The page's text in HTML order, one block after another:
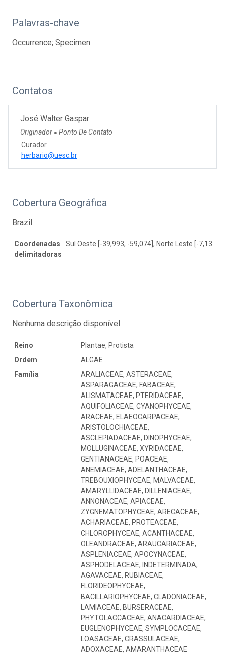
Palavras-chave
Occurrence; Specimen
Contatos
José Walter Gaspar
Originador ● Ponto De Contato
Curador
herbario@uesc.br
Cobertura Geográfica
Brazil
Coordenadas
delimitadoras
Sul Oeste [-39,993, -59,074], Norte Leste [-7,137, -
Cobertura Taxonômica
Nenhuma descrição disponível
Reino
Plantae, Protista
Ordem
ALGAE
Família
ARALIACEAE, ASTERACEAE,
ASPARAGACEAE, FABACEAE,
ALISMATACEAE, PTERIDACEAE,
AQUIFOLIACEAE, CYANOPHYCEAE,
ARACEAE, ELAEOCARPACEAE,
ARISTOLOCHIACEAE,
ASCLEPIADACEAE, DINOPHYCEAE,
MOLLUGINACEAE, XYRIDACEAE,
GENTIANACEAE, POACEAE,
ANEMIACEAE, ADELANTHACEAE,
TREBOUXIOPHYCEAE, MALVACEAE,
AMARYLLIDACEAE, DILLENIACEAE,
ANNONACEAE, APIACEAE,
ZYGNEMATOPHYCEAE, ARECACEAE,
ACHARIACEAE, PROTEACEAE,
CHLOROPHYCEAE, ACANTHACEAE,
OLEANDRACEAE, ARAUCARIACEAE,
ASPLENIACEAE, APOCYNACEAE,
ASPHODELACEAE, INDETERMINADA,
AGAVACEAE, RUBIACEAE,
FLORIDEOPHYCEAE,
BACILLARIOPHYCEAE, CLADONIACEAE,
LAMIACEAE, BURSERACEAE,
PHYTOLACCACEAE, ANACARDIACEAE,
EUGLENOPHYCEAE, SYMPLOCACEAE,
LOASACEAE, CRASSULACEAE,
ADOXACEAE, AMARANTHACEAE